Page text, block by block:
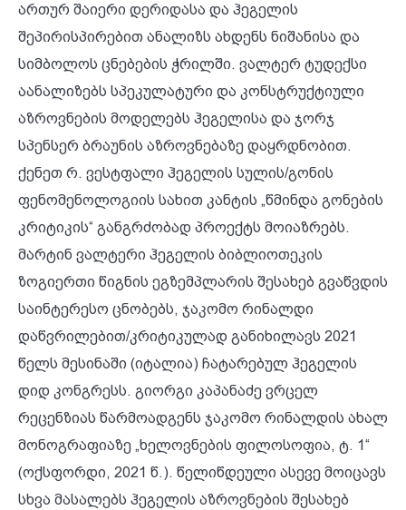
ართურ შაიერი დერიდასა და ჰეგელის
შეპირისპირებით ანალიზს ახდენს ნიშანისა და
სიმბოლოს ცნებების ჭრილში. ვალტერ ტუდექსი
აანალიზებს სპეკულატური და კონსტრუქტიული
აზროვნების მოდელებს ჰეგელისა და ჯორჯ
სპენსერ ბრაუნის აზროვნებაზე დაყრდნობით.
ქენეთ რ. ვესტფალი ჰეგელის სულის/გონის
ფენომენოლოგიის სახით კანტის „წმინდა გონების
კრიტიკის“ განგრძობად პროექტს მოიაზრებს.
მარტინ ვალტერი ჰეგელის ბიბლიოთეკის
ზოგიერთი წიგნის ეგზემპლარის შესახებ გვაწვდის
საინტერესო ცნობებს, ჯაკომო რინალდი
დაწვრილებით/კრიტიკულად განიხილავს 2021
წელს მესინაში (იტალია) ჩატარებულ ჰეგელის
დიდ კონგრესს. გიორგი კაპანაძე ვრცელ
რეცენზიას წარმოადგენს ჯაკომო რინალდის ახალ
მონოგრაფიაზე „ხელოვნების ფილოსოფია, ტ. 1“
(ოქსფორდი, 2021 წ.). წელიწდეული ასევე მოიცავს
სხვა მასალებს ჰეგელის აზროვნების შესახებ